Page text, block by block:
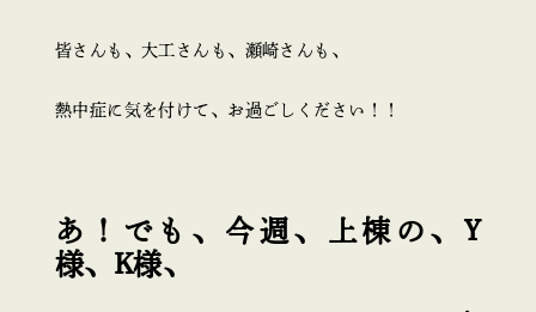
皆さんも、大工さんも、瀬崎さんも、
熱中症に気を付けて、お過ごしください！！
あ！でも、今週、上棟の、Y
様、K様、